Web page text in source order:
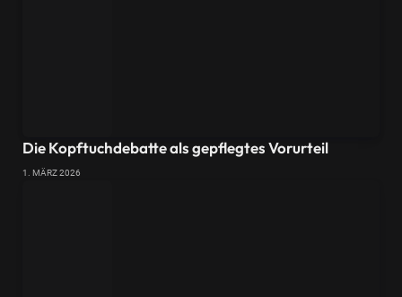
Die Kopftuchdebatte als gepflegtes Vorurteil
1. MÄRZ 2026